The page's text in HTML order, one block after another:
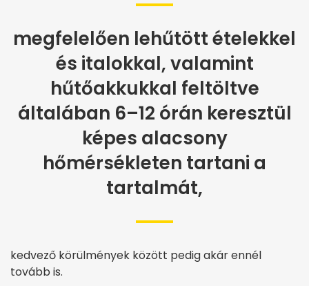
megfelelően lehűtött ételekkel
és italokkal, valamint
hűtőakkukkal feltöltve
általában 6–12 órán keresztül
képes alacsony
hőmérsékleten tartani a
tartalmát,
kedvező körülmények között pedig akár ennél
tovább is.